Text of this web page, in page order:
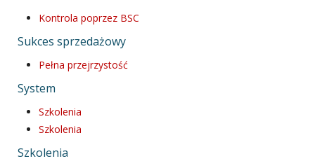
Kontrola poprzez BSC
Sukces sprzedażowy
Pełna przejrzystość
System
Szkolenia
Szkolenia
Szkolenia